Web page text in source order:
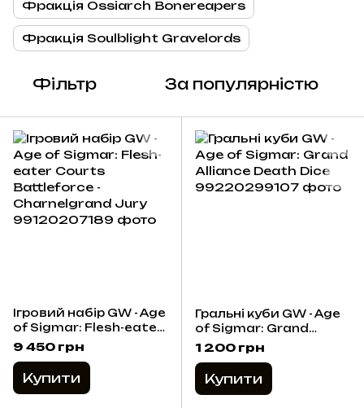
Фракція Ossiarch Bonereapers
Фракція Soulblight Gravelords
Фільтр За популярністю
Ігровий набір GW - Age
of Sigmar: Flesh-eater
Courts Battleforce -
Charnelgrand Jury
9 450 грн
Купити
Гральні куби GW - Age
of Sigmar: Grand
Alliance Death Dice
1 200 грн
Купити